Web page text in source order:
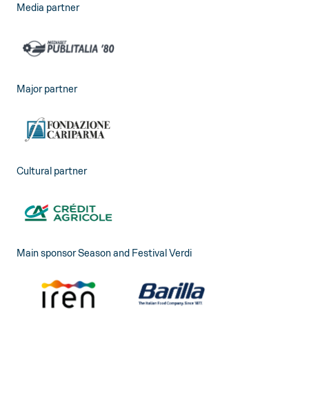
Media partner
Major partner
Cultural partner
Main sponsor Season and Festival Verdi